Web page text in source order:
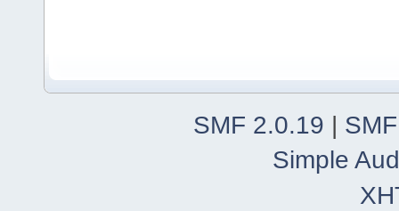
SMF 2.0.19 |
Simple